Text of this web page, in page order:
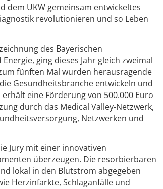
dem UKW gemeinsam entwickeltes
revolutionieren und so Leben
des Bayerischen
ging dieses Jahr gleich zweimal
fünften Mal wurden herausragende
Gesundheitsbranche entwickeln und
eine Förderung von 500.000 Euro
durch das Medical Valley-Netzwerk,
Netzwerken und
Jury mit einer innovativen
überzeugen. Die resorbierbaren
lokal in den Blutstrom abgegeben
Herzinfarkte, Schlaganfälle und